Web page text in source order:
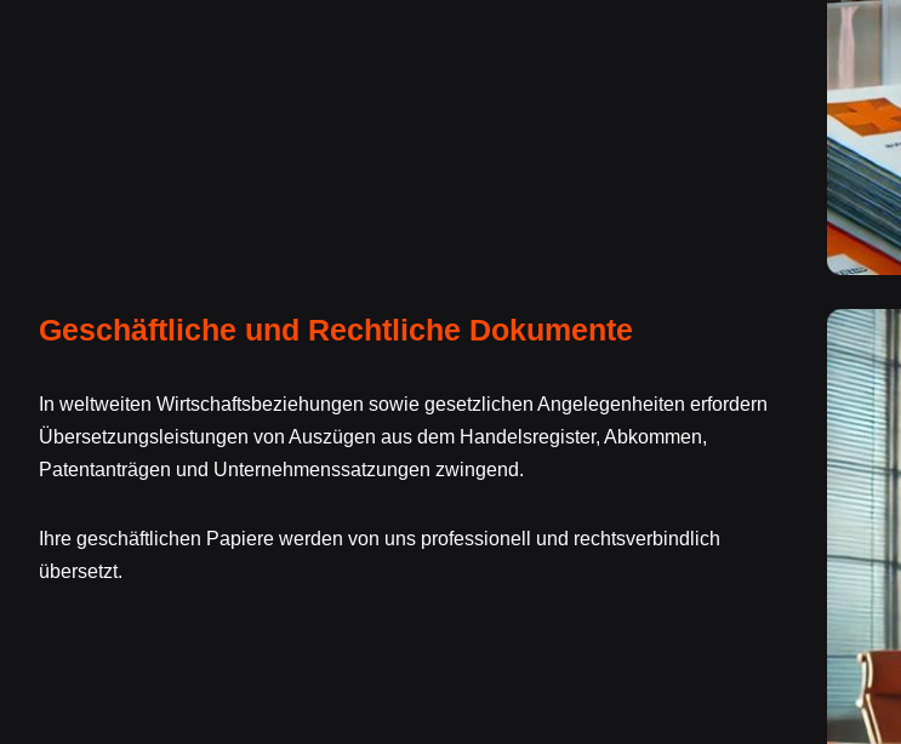
Geschäftliche und Rechtliche Dokumente
In weltweiten Wirtschaftsbeziehungen sowie gesetzlichen Angelegenheiten erfordern
Übersetzungsleistungen von Auszügen aus dem Handelsregister, Abkommen,
Patentanträgen und Unternehmenssatzungen zwingend.
Ihre geschäftlichen Papiere werden von uns professionell und rechtsverbindlich
übersetzt.